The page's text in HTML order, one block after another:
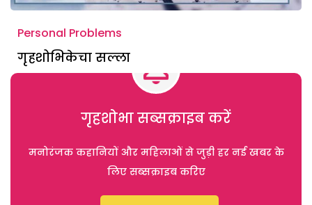
Personal Problems
गृहशोभिकेचा सल्ला
गृहशोभा सब्सक्राइब करें
मनोरंजक कहानियों और महिलाओं से जुड़ी हर नई खबर के
लिए सब्सक्राइब करिए